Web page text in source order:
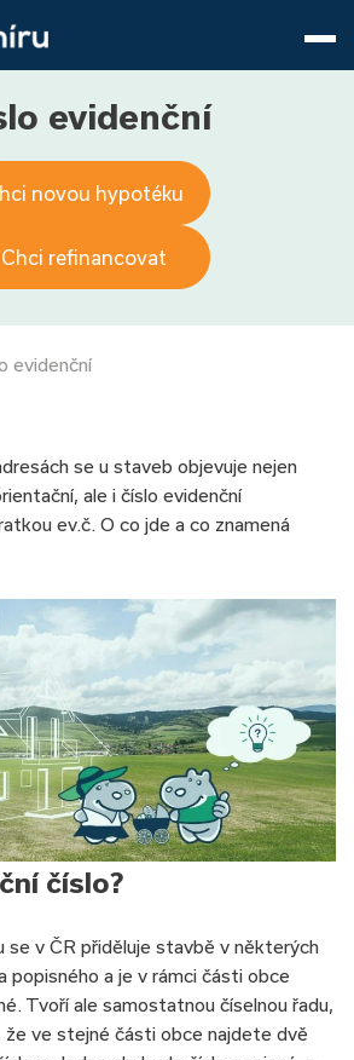
evidenční
novou hypotéku
Chci refinancovat
evidenční
se u staveb objevuje nejen
ale i číslo evidenční
ev.č. O co jde a co znamená
číslo?
se v ČR přiděluje stavbě v některých
popisného a je v rámci části obce
Tvoří ale samostatnou číselnou řadu,
ve stejné části obce najdete dvě